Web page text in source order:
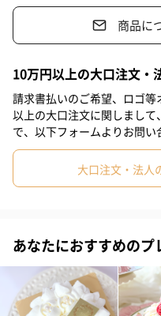
店頭販売で人気のブールドネ
ランジェラのまろやかな口当
中には、相性抜群の甘酸っ
う上品でなめらかな、ランジ
す！店頭販売ケーキではナン
瞬間冷凍し、美味しさその
しくて店頭まで取りに行けな
いケーキとしてもお召し上が
#引っ越し祝い
#部下女性 #義父 #義母
#親戚女性 #小学生高学年の
#女友達 #男友達 #男性
#男子大学生 #女子大学生
#20代後半 #30代 #50代
商品に
10万円以上の大口注文・
請求書払いのご希望、ロゴ
以上の大口注文に関しまし
で、以下フォームよりお問い
大口注文・法人
あなたにおすすめのプ